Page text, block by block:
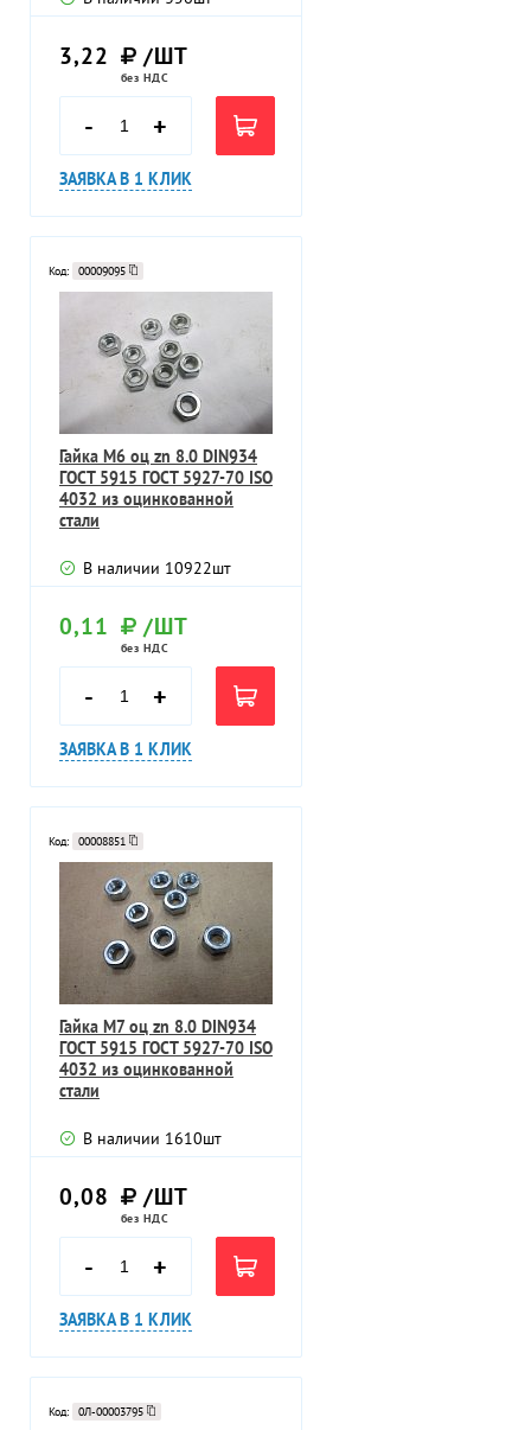
3,22 /ШТ
без НДС
- +
ЗАЯВКА В 1 КЛИК
Код: 00009095
Гайка M6 оц zn 8.0 DIN934
ГОСТ 5915 ГОСТ 5927-70 ISO
4032 из оцинкованной
стали
В наличии 10922шт
0,11 /ШТ
без НДС
- +
ЗАЯВКА В 1 КЛИК
Код: 00008851
Гайка M7 оц zn 8.0 DIN934
ГОСТ 5915 ГОСТ 5927-70 ISO
4032 из оцинкованной
стали
В наличии 1610шт
0,08 /ШТ
без НДС
- +
ЗАЯВКА В 1 КЛИК
Код: 0Л-00003795